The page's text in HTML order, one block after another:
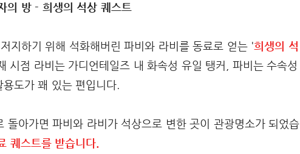
의 방 - 희생의 석상 퀘스트
지하기 위해 석화해버린 파비와 라비를 동료로 얻는 '희생의 석
시점 라비는 가디언테일즈 내 화속성 유일 탱커, 파비는 수속성
도가 꽤 있는 편입니다.
돌아가면 파비와 라비가 석상으로 변한 곳이 관광명소가 되었습
퀘스트를 받습니다.